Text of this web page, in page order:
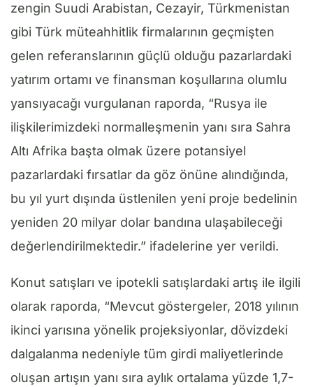
zengin Suudi Arabistan, Cezayir, Türkmenistan
gibi Türk müteahhitlik firmalarının geçmişten
gelen referanslarının güçlü olduğu pazarlardaki
yatırım ortamı ve finansman koşullarına olumlu
yansıyacağı vurgulanan raporda, “Rusya ile
ilişkilerimizdeki normalleşmenin yanı sıra Sahra
Altı Afrika başta olmak üzere potansiyel
pazarlardaki fırsatlar da göz önüne alındığında,
bu yıl yurt dışında üstlenilen yeni proje bedelinin
yeniden 20 milyar dolar bandına ulaşabileceği
değerlendirilmektedir.” ifadelerine yer verildi.
Konut satışları ve ipotekli satışlardaki artış ile ilgili
olarak raporda, “Mevcut göstergeler, 2018 yılının
ikinci yarısına yönelik projeksiyonlar, dövizdeki
dalgalanma nedeniyle tüm girdi maliyetlerinde
oluşan artışın yanı sıra aylık ortalama yüzde 1,7-